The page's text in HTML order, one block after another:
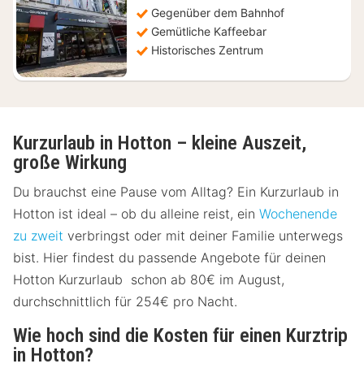
74,52
€
Gegenüber dem Bahnhof
Gemütliche Kaffeebar
Historisches Zentrum
Kurzurlaub in Hotton – kleine Auszeit,
große Wirkung
Du brauchst eine Pause vom Alltag? Ein Kurzurlaub in
Hotton ist ideal – ob du alleine reist, ein Wochenende
zu zweit verbringst oder mit deiner Familie unterwegs
bist. Hier findest du passende Angebote für deinen
Hotton Kurzurlaub schon ab 80€ im August,
durchschnittlich für 254€ pro Nacht.
Wie hoch sind die Kosten für einen Kurztrip
in Hotton?